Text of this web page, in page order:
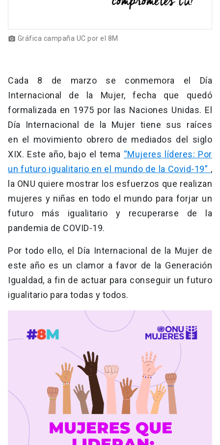
photo_camera Gráfica campaña UC por el 8M
Cada 8 de marzo se conmemora el Día
Internacional de la Mujer, fecha que quedó
formalizada en 1975 por las Naciones Unidas. El
Día Internacional de la Mujer tiene sus raíces
en el movimiento obrero de mediados del siglo
XIX. Este año, bajo el tema “Mujeres líderes: Por
un futuro igualitario en el mundo de la Covid-19” ,
la ONU quiere mostrar los esfuerzos que realizan
mujeres y niñas en todo el mundo para forjar un
futuro más igualitario y recuperarse de la
pandemia de COVID-19.
Por todo ello, el Día Internacional de la Mujer de
este año es un clamor a favor de la Generación
Igualdad, a fin de actuar para conseguir un futuro
igualitario para todas y todos.